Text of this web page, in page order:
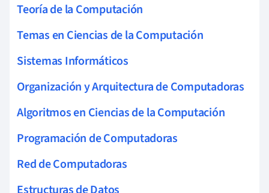
Teoría de la Computación
Temas en Ciencias de la Computación
Sistemas Informáticos
Organización y Arquitectura de Computadoras
Algoritmos en Ciencias de la Computación
Programación de Computadoras
Red de Computadoras